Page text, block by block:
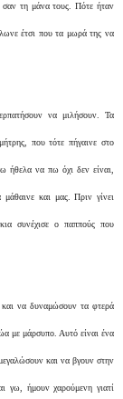
σαν τη μάνα τους. Πότε ήταν
έτσι που τα μωρά της να
να μιλήσουν. Τα
που τότε πήγαινε στο
ήθελα να πω όχι δεν είναι,
και μας. Πριν γίνει
συνέχισε ο παππούς που
να δυναμώσουν τα φτερά
με μάρσυπο. Αυτό είναι ένα
και να βγουν στην
ήμουν χαρούμενη γιατί